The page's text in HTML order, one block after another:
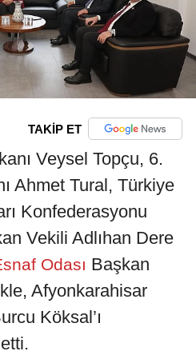
TAKİP ET
Veysel Topçu, 6.
Ahmet Tural, Türkiye
Konfederasyonu
Vekili Adlıhan Dere
Odası Başkan
Afyonkarahisar
Köksal’ı